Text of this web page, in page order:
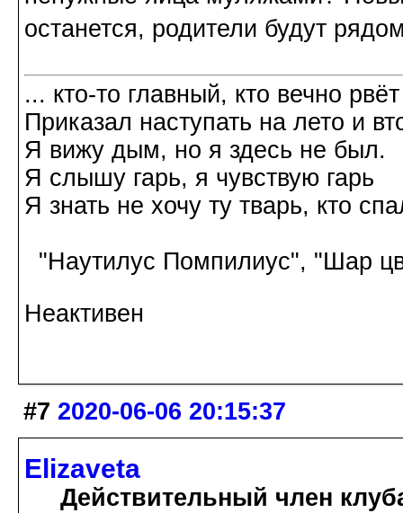
останется, родители будут
... кто-то главный, кто вечно рвёт
Приказал наступать на лето и
Я вижу дым, но я здесь не был.
Я слышу гарь, я чувствую гарь
Я знать не хочу ту тварь, кто
"Наутилус Помпилиус", "Шар
Неактивен
#7 2020-06-06 20:15:37
Elizaveta
Действительный член